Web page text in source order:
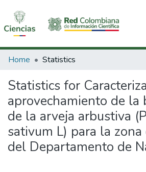
Communities & Collections
All of DSpace
Home Statistics
Statistics for
aprovechamiento de la
de la arveja arbustiva
sativum L) para la zona
del Departamento de